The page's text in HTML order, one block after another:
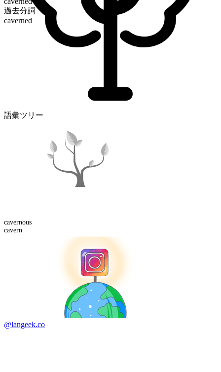
過去分詞
caverned
語彙ツリー
cavernous
cavern
@langeek.co